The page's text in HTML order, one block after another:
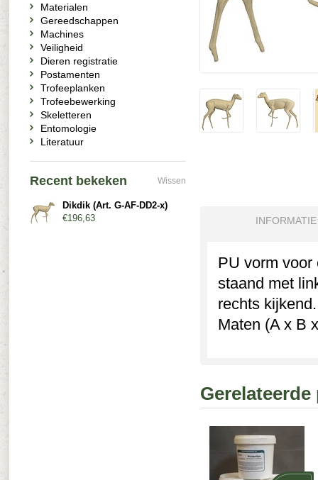
INFORMATIE
PU vorm voor
staand met
rechts
Maten (A x B
Materialen
Gereedschappen
Machines
Veiligheid
Dieren registratie
Postamenten
Trofeeplanken
Trofeebewerking
Skeletteren
Entomologie
Literatuur
Recent bekeken Wissen
Dikdik (Art. G-AF-DD2-x)
€196,63